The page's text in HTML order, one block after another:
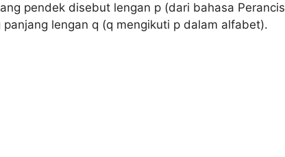
pendek disebut lengan p (dari bahasa Perancis
lengan q (q mengikuti p dalam alfabet).